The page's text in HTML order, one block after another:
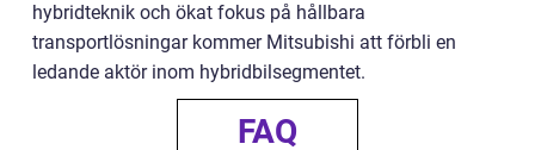
hybridteknik och ökat fokus på hållbara
transportlösningar kommer Mitsubishi att förbli en
ledande aktör inom hybridbilsegmentet.
FAQ